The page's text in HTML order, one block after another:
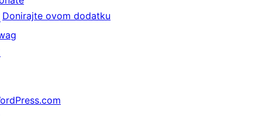
Donirajte ovom dodatku